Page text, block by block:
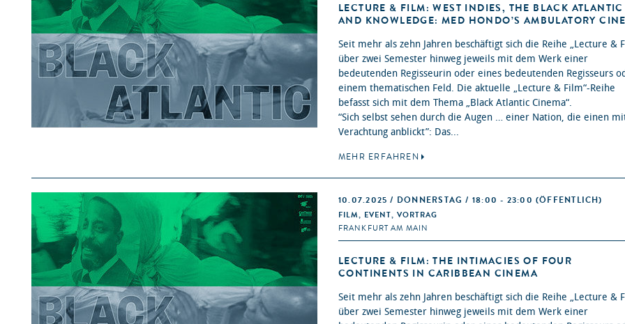
LECTURE & FILM: WEST INDIES, THE BLACK ATLANTIC
AND KNOWLEDGE: MED HONDO’S AMBULATORY
Seit mehr als zehn Jahren beschäftigt sich die Reihe „Lecture &
über zwei Semester hinweg jeweils mit dem Werk einer
bedeutenden Regisseurin oder eines bedeutenden Regisseurs
einem thematischen Feld. Die aktuelle „Lecture & Film“-Reihe
befasst sich mit dem Thema „Black Atlantic Cinema“.
“Sich selbst sehen durch die Augen … einer Nation, die einen
Verachtung anblickt”: Das...
MEHR ERFAHREN
10.07.2025 / DONNERSTAG / 18:00 - 23:00(ÖFFENTLICH)
FILM, EVENT, VORTRAG
FRANKFURT AM MAIN
LECTURE & FILM: THE INTIMACIES OF FOUR
CONTINENTS IN CARIBBEAN CINEMA
Seit mehr als zehn Jahren beschäftigt sich die Reihe „Lecture &
über zwei Semester hinweg jeweils mit dem Werk einer